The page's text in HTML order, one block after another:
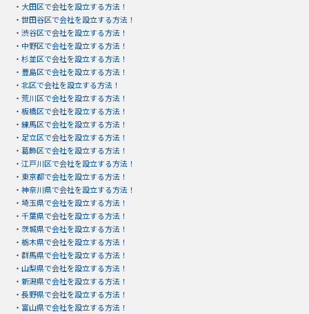
・ 大田区で会社を設立する方法！
・ 世田谷区で会社を設立する方法！
・ 渋谷区で会社を設立する方法！
・ 中野区で会社を設立する方法！
・ 杉並区で会社を設立する方法！
・ 豊島区で会社を設立する方法！
・ 北区で会社を設立する方法！
・ 荒川区で会社を設立する方法！
・ 板橋区で会社を設立する方法！
・ 練馬区で会社を設立する方法！
・ 足立区で会社を設立する方法！
・ 葛飾区で会社を設立する方法！
・ 江戸川区で会社を設立する方法！
・ 東京都で会社を設立する方法！
・ 神奈川県で会社を設立する方法！
・ 埼玉県で会社を設立する方法！
・ 千葉県で会社を設立する方法！
・ 茨城県で会社を設立する方法！
・ 栃木県で会社を設立する方法！
・ 群馬県で会社を設立する方法！
・ 山梨県で会社を設立する方法！
・ 新潟県で会社を設立する方法！
・ 長野県で会社を設立する方法！
・ 富山県で会社を設立する方法！